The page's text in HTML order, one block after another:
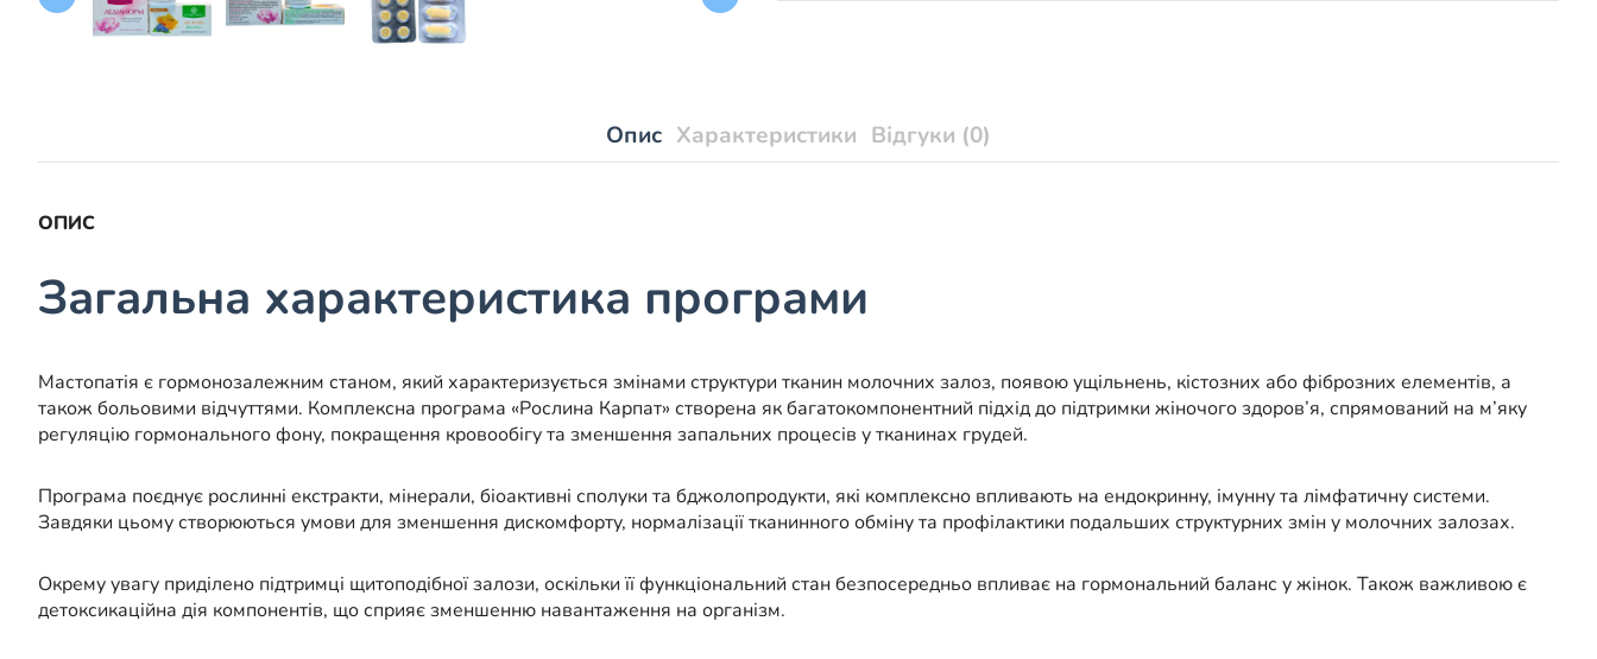
Опис Характеристики Відгуки (0)
ОПИС
Загальна характеристика програми
Мастопатія є гормонозалежним станом, який характеризується змінами структури тканин молочних залоз, появою ущільнень, кістозних або фіброзних елементів, а
також больовими відчуттями. Комплексна програма «Рослина Карпат» створена як багатокомпонентний підхід до підтримки жіночого здоров’я, спрямований на м’яку
регуляцію гормонального фону, покращення кровообігу та зменшення запальних процесів у тканинах грудей.
Програма поєднує рослинні екстракти, мінерали, біоактивні сполуки та бджолопродукти, які комплексно впливають на ендокринну, імунну та лімфатичну системи.
Завдяки цьому створюються умови для зменшення дискомфорту, нормалізації тканинного обміну та профілактики подальших структурних змін у молочних залозах.
Окрему увагу приділено підтримці щитоподібної залози, оскільки її функціональний стан безпосередньо впливає на гормональний баланс у жінок. Також важливою є
детоксикаційна дія компонентів, що сприяє зменшенню навантаження на організм.